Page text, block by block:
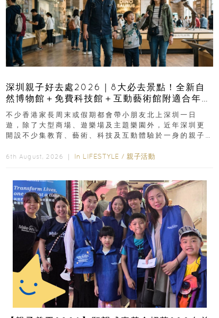
深圳親子好去處2026｜8大必去景點！全新自
然博物館＋免費科技館＋互動藝術館附適合年
齡、交通、門票、開放時間
不少香港家長周末或假期都會帶小朋友北上深圳一日
遊，除了大型商場、遊樂場及主題樂園外，近年深圳更
開設不少集教育、藝術、科技及互動體驗於一身的親子
6th August, 2026 ｜ In LIFESTYLE / 親子活動